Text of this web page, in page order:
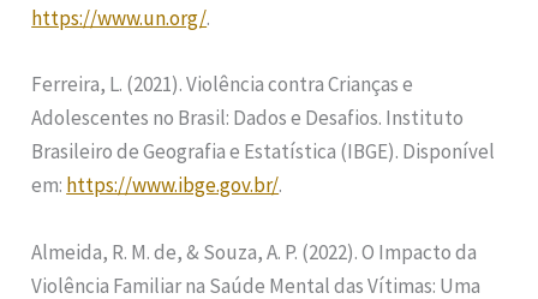
https://www.un.org/.
Ferreira, L. (2021). Violência contra Crianças e
Adolescentes no Brasil: Dados e Desafios. Instituto
Brasileiro de Geografia e Estatística (IBGE). Disponível
em: https://www.ibge.gov.br/.
Almeida, R. M. de, & Souza, A. P. (2022). O Impacto da
Violência Familiar na Saúde Mental das Vítimas: Uma